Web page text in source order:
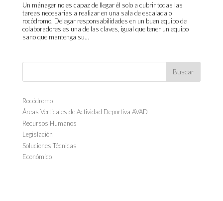
Un mánager no es capaz de llegar él solo a cubrir todas las
tareas necesarias a realizar en una sala de escalada o
rocódromo. Delegar responsabilidades en un buen equipo de
colaboradores es una de las claves, igual que tener un equipo
sano que mantenga su...
Rocódromo
Áreas Verticales de Actividad Deportiva AVAD
Recursos Humanos
Legislación
Soluciones Técnicas
Económico